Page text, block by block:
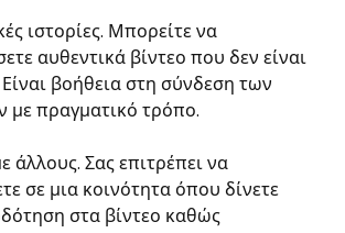
ιστορίες. Μπορείτε να
αυθεντικά βίντεο που δεν είναι
βοήθεια στη σύνδεση των
πραγματικό τρόπο.
άλλους. Σας επιτρέπει να
σε μια κοινότητα όπου δίνετε
στα βίντεο καθώς